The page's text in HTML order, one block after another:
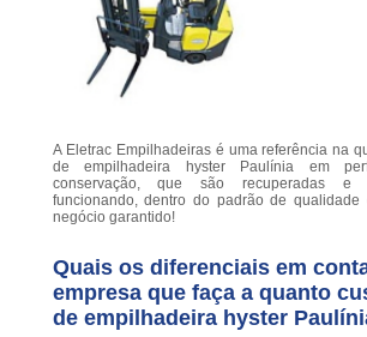
A Eletrac Empilhadeiras é uma referência na
de empilhadeira hyster Paulínia em
conservação, que são recuperadas e
funcionando, dentro do padrão de qualidade
negócio garantido!
Quais os diferenciais em
empresa que faça a quanto
de empilhadeira hyster